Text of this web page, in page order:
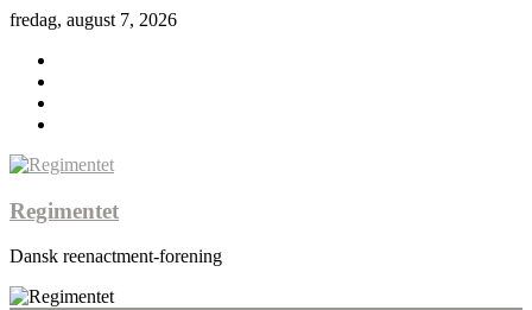
fredag, august 7, 2026
Regimentet
Dansk reenactment-forening